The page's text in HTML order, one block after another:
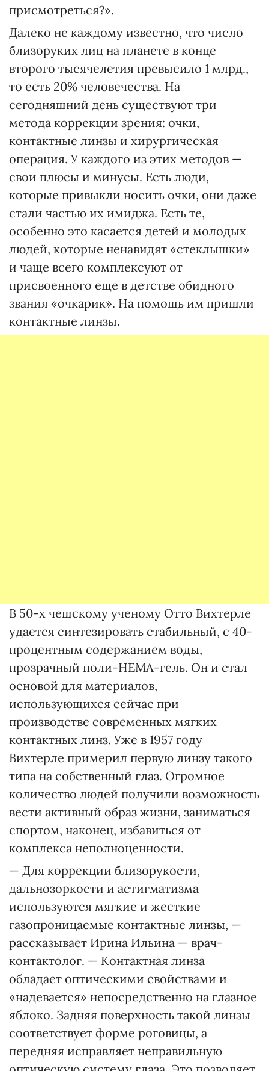
присмотреться?».
Далеко не каждому известно, что число
близоруких лиц на планете в конце
второго тысячелетия превысило 1 млрд.,
то есть 20% человечества. На
сегодняшний день существуют три
метода коррекции зрения: очки,
контактные линзы и хирургическая
операция. У каждого из этих методов —
свои плюсы и минусы. Есть люди,
которые привыкли носить очки, они даже
стали частью их имиджа. Есть те,
особенно это касается детей и молодых
людей, которые ненавидят «стеклышки»
и чаще всего комплексуют от
присвоенного еще в детстве обидного
звания «очкарик». На помощь им пришли
контактные линзы.
В 50-х чешскому ученому Отто Вихтерле
удается синтезировать стабильный, с 40-
процентным содержанием воды,
прозрачный поли-НЕМА-гель. Он и стал
основой для материалов,
использующихся сейчас при
производстве современных мягких
контактных линз. Уже в 1957 году
Вихтерле примерил первую линзу такого
типа на собственный глаз. Огромное
количество людей получили возможность
вести активный образ жизни, заниматься
спортом, наконец, избавиться от
комплекса неполноценности.
— Для коррекции близорукости,
дальнозоркости и астигматизма
используются мягкие и жесткие
газопроницаемые контактные линзы, —
рассказывает Ирина Ильина — врач-
контактолог. — Контактная линза
обладает оптическими свойствами и
«надевается» непосредственно на глазное
яблоко. Задняя поверхность такой линзы
соответствует форме роговицы, а
передняя исправляет неправильную